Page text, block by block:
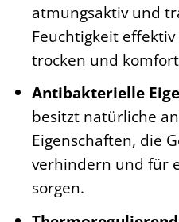
atmungsaktiv und
Feuchtigkeit
trocken und
Antibakterielle
besitzt natürliche
Eigenschaften, die
verhindern und für
sorgen.